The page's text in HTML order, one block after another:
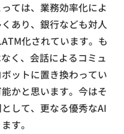
ては、業務効率化によ
あり、銀行なども対人
化されています。も
く、会話によるコミュ
ットに置き換わってい
かと思います。今はそ
して、更なる優秀なAI
す。